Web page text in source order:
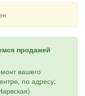
продажей
вашего
по адресу: